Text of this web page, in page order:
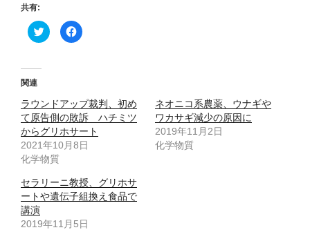
共有:
ク
リ
t
t
e
r
で
共
有
(
し
い
ウ
ィ
ド
F
a
共
有
す
る
に
は
ク
ク
し
て
く
さ
関連
ラウンドアップ裁判、初め
て原告側の敗訴 ハチミツ
からグリホサート
2021年10月8日
化学物質
ネオニコ系農薬、ウナギや
ワカサギ減少の原因に
2019年11月2日
化学物質
セラリーニ教授、グリホサ
ートや遺伝子組換え食品で
講演
2019年11月5日